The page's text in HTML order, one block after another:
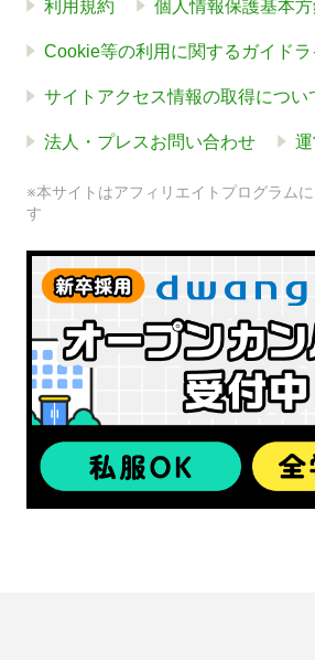
利用規約 個人情報保護基本
Cookie等の利用に関するガイドラ
サイトアクセス情報の取得につい
法人・プレスお問い合わせ
※本サイトはアフィリエイトプログラム
す